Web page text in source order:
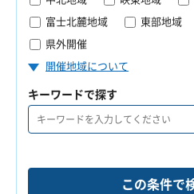
富士北麓地域
東部地域
県外開催
開催地域について
キーワードで探す